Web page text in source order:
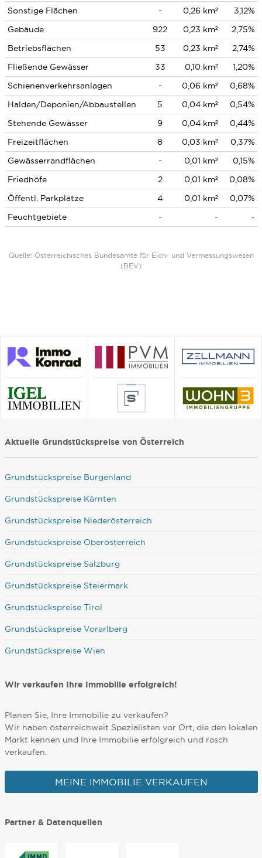
Sonstige Flächen - 0,26 km²
3,12%
Gebäude
922 0,23 km²
2,75%
Betriebsflächen
53 0,23 km²
2,74%
Fließende Gewässer
33 0,10 km²
1,20%
Schienenverkehrsanlagen
- 0,06 km²
0,68%
Halden/Deponien/Abbaustellen
5 0,04 km²
0,54%
Stehende Gewässer
9 0,04 km²
0,44%
Freizeitflächen
8 0,03 km²
0,37%
Gewässerrandflächen
- 0,01 km²
0,15%
Friedhöfe
2 0,01 km²
0,08%
Öffentl. Parkplätze
4 0,01 km²
0,07%
Feuchtgebiete
- - -
Quelle: Österreichisches Bundesamte für Eich- und Vermessungswesen
(BEV)
Aktuelle Grundstückspreise von Österreich
Grundstückspreise Burgenland
Grundstückspreise Kärnten
Grundstückspreise Niederösterreich
Grundstückspreise Oberösterreich
Grundstückspreise Salzburg
Grundstückspreise Steiermark
Grundstückspreise Tirol
Grundstückspreise Vorarlberg
Grundstückspreise Wien
Wir verkaufen Ihre Immobilie erfolgreich!
Planen Sie, Ihre Immobilie zu verkaufen?
Wir haben österreichweit Spezialisten vor Ort, die den lokalen
Markt kennen und Ihre Immobilie erfolgreich und rasch
verkaufen.
MEINE IMMOBILIE VERKAUFEN
Partner & Datenquellen